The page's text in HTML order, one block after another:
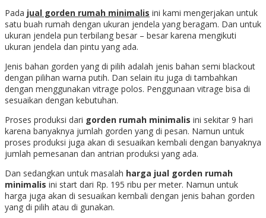
Pada jual gorden rumah minimalis ini kami mengerjakan untuk
satu buah rumah dengan ukuran jendela yang beragam. Dan untuk
ukuran jendela pun terbilang besar – besar karena mengikuti
ukuran jendela dan pintu yang ada.
Jenis bahan gorden yang di pilih adalah jenis bahan semi blackout
dengan pilihan warna putih. Dan selain itu juga di tambahkan
dengan menggunakan vitrage polos. Penggunaan vitrage bisa di
sesuaikan dengan kebutuhan.
Proses produksi dari gorden rumah minimalis ini sekitar 9 hari
karena banyaknya jumlah gorden yang di pesan. Namun untuk
proses produksi juga akan di sesuaikan kembali dengan banyaknya
jumlah pemesanan dan antrian produksi yang ada.
Dan sedangkan untuk masalah harga jual gorden rumah
minimalis ini start dari Rp. 195 ribu per meter. Namun untuk
harga juga akan di sesuaikan kembali dengan jenis bahan gorden
yang di pilih atau di gunakan.